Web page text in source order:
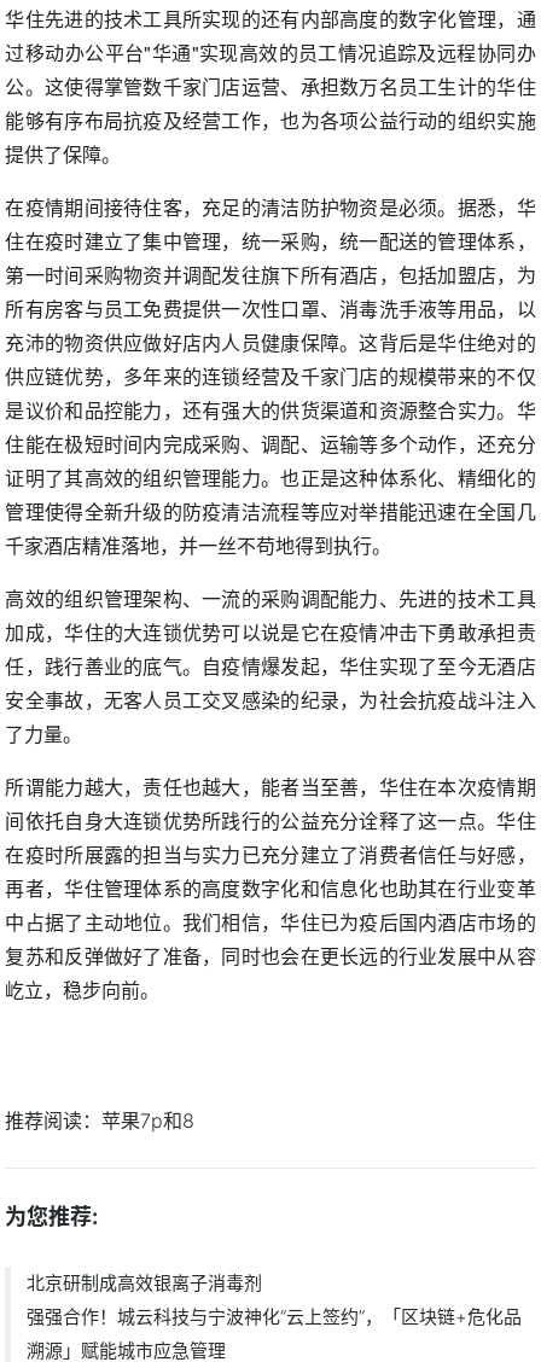
华住先进的技术工具所实现的还有内部高度的数字化管理，通
过移动办公平台"华通"实现高效的员工情况追踪及远程协同办
公。这使得掌管数千家门店运营、承担数万名员工生计的华住
能够有序布局抗疫及经营工作，也为各项公益行动的组织实施
提供了保障。
在疫情期间接待住客，充足的清洁防护物资是必须。据悉，华
住在疫时建立了集中管理，统一采购，统一配送的管理体系，
第一时间采购物资并调配发往旗下所有酒店，包括加盟店，为
所有房客与员工免费提供一次性口罩、消毒洗手液等用品，以
充沛的物资供应做好店内人员健康保障。这背后是华住绝对的
供应链优势，多年来的连锁经营及千家门店的规模带来的不仅
是议价和品控能力，还有强大的供货渠道和资源整合实力。华
住能在极短时间内完成采购、调配、运输等多个动作，还充分
证明了其高效的组织管理能力。也正是这种体系化、精细化的
管理使得全新升级的防疫清洁流程等应对举措能迅速在全国几
千家酒店精准落地，并一丝不苟地得到执行。
高效的组织管理架构、一流的采购调配能力、先进的技术工具
加成，华住的大连锁优势可以说是它在疫情冲击下勇敢承担责
任，践行善业的底气。自疫情爆发起，华住实现了至今无酒店
安全事故，无客人员工交叉感染的纪录，为社会抗疫战斗注入
了力量。
所谓能力越大，责任也越大，能者当至善，华住在本次疫情期
间依托自身大连锁优势所践行的公益充分诠释了这一点。华住
在疫时所展露的担当与实力已充分建立了消费者信任与好感，
再者，华住管理体系的高度数字化和信息化也助其在行业变革
中占据了主动地位。我们相信，华住已为疫后国内酒店市场的
复苏和反弹做好了准备，同时也会在更长远的行业发展中从容
屹立，稳步向前。
推荐阅读：苹果7p和8
为您推荐:
北京研制成高效银离子消毒剂
强强合作！城云科技与宁波神化“云上签约”，「区块链+危化品
溯源」赋能城市应急管理